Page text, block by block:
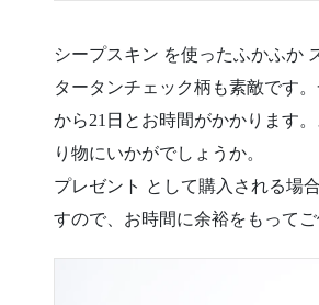
シープスキン を使ったふかふか
タータンチェック柄も素敵です
から21日とお時間がかかります
り物にいかがでしょうか。
プレゼント として購入される場
すので、お時間に余裕をもってご